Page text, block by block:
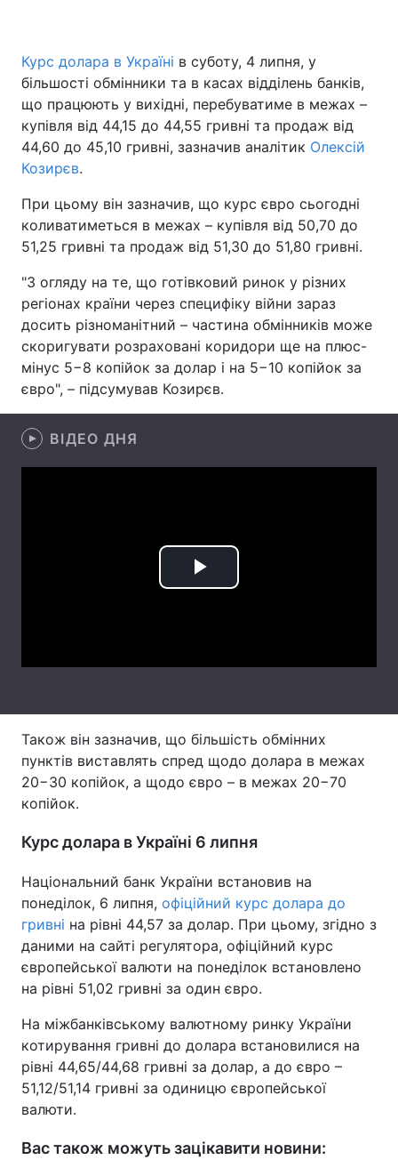
Головна Війна
Україна Політика
Економіка Світ
Техно і зв'язок Лайт
Здоров'я Туризм
Цікавинки Погода
Екологія
Вакансії
Курс долара в Україні в суботу, 4 липня, у
більшості обмінники та в касах відділень банків,
що працюють у вихідні, перебуватиме в межах –
купівля від 44,15 до 44,55 гривні та продаж від
44,60 до 45,10 гривні, зазначив аналітик Олексій
Козирєв.
При цьому він зазначив, що курс євро сьогодні
коливатиметься в межах – купівля від 50,70 до
51,25 гривні та продаж від 51,30 до 51,80 гривні.
"З огляду на те, що готівковий ринок у різних
регіонах країни через специфіку війни зараз
досить різноманітний – частина обмінників може
скоригувати розраховані коридори ще на плюс-
мінус 5−8 копійок за долар і на 5−10 копійок за
євро", – підсумував Козирєв.
ВІДЕО ДНЯ
Play
Також він зазначив, що більшість обмінних
пунктів виставлять спред щодо долара в межах
20−30 копійок, а щодо євро – в межах 20−70
копійок.
Курс долара в Україні 6 липня
Національний банк України встановив на
понеділок, 6 липня, офіційний курс долара до
гривні на рівні 44,57 за долар. При цьому, згідно з
даними на сайті регулятора, офіційний курс
європейської валюти на понеділок встановлено
на рівні 51,02 гривні за один євро.
На міжбанківському валютному ринку України
котирування гривні до долара встановилися на
рівні 44,65/44,68 гривні за долар, а до євро –
51,12/51,14 гривні за одиницю європейської
валюти.
Вас також можуть зацікавити новини: